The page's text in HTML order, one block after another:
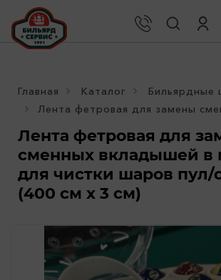
Главная Каталог
Бильярдные
Лента фетровая для замены
Лента фетровая для
сменных вкладышей в
для чистки шаров пул/
(400 см х 3 см)